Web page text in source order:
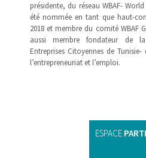
présidente, du réseau WBAF-
été nommée en tant que haut-
2018 et membre du comité WBAF
aussi membre fondateur de la
Entreprises Citoyennes de
l’entrepreneuriat et l’emploi.
ESPACE